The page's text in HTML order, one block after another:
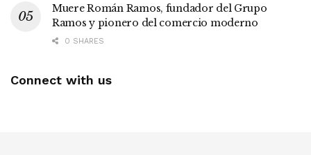
Muere Román Ramos, fundador del Grupo
Ramos y pionero del comercio moderno
0 SHARES
Connect with us